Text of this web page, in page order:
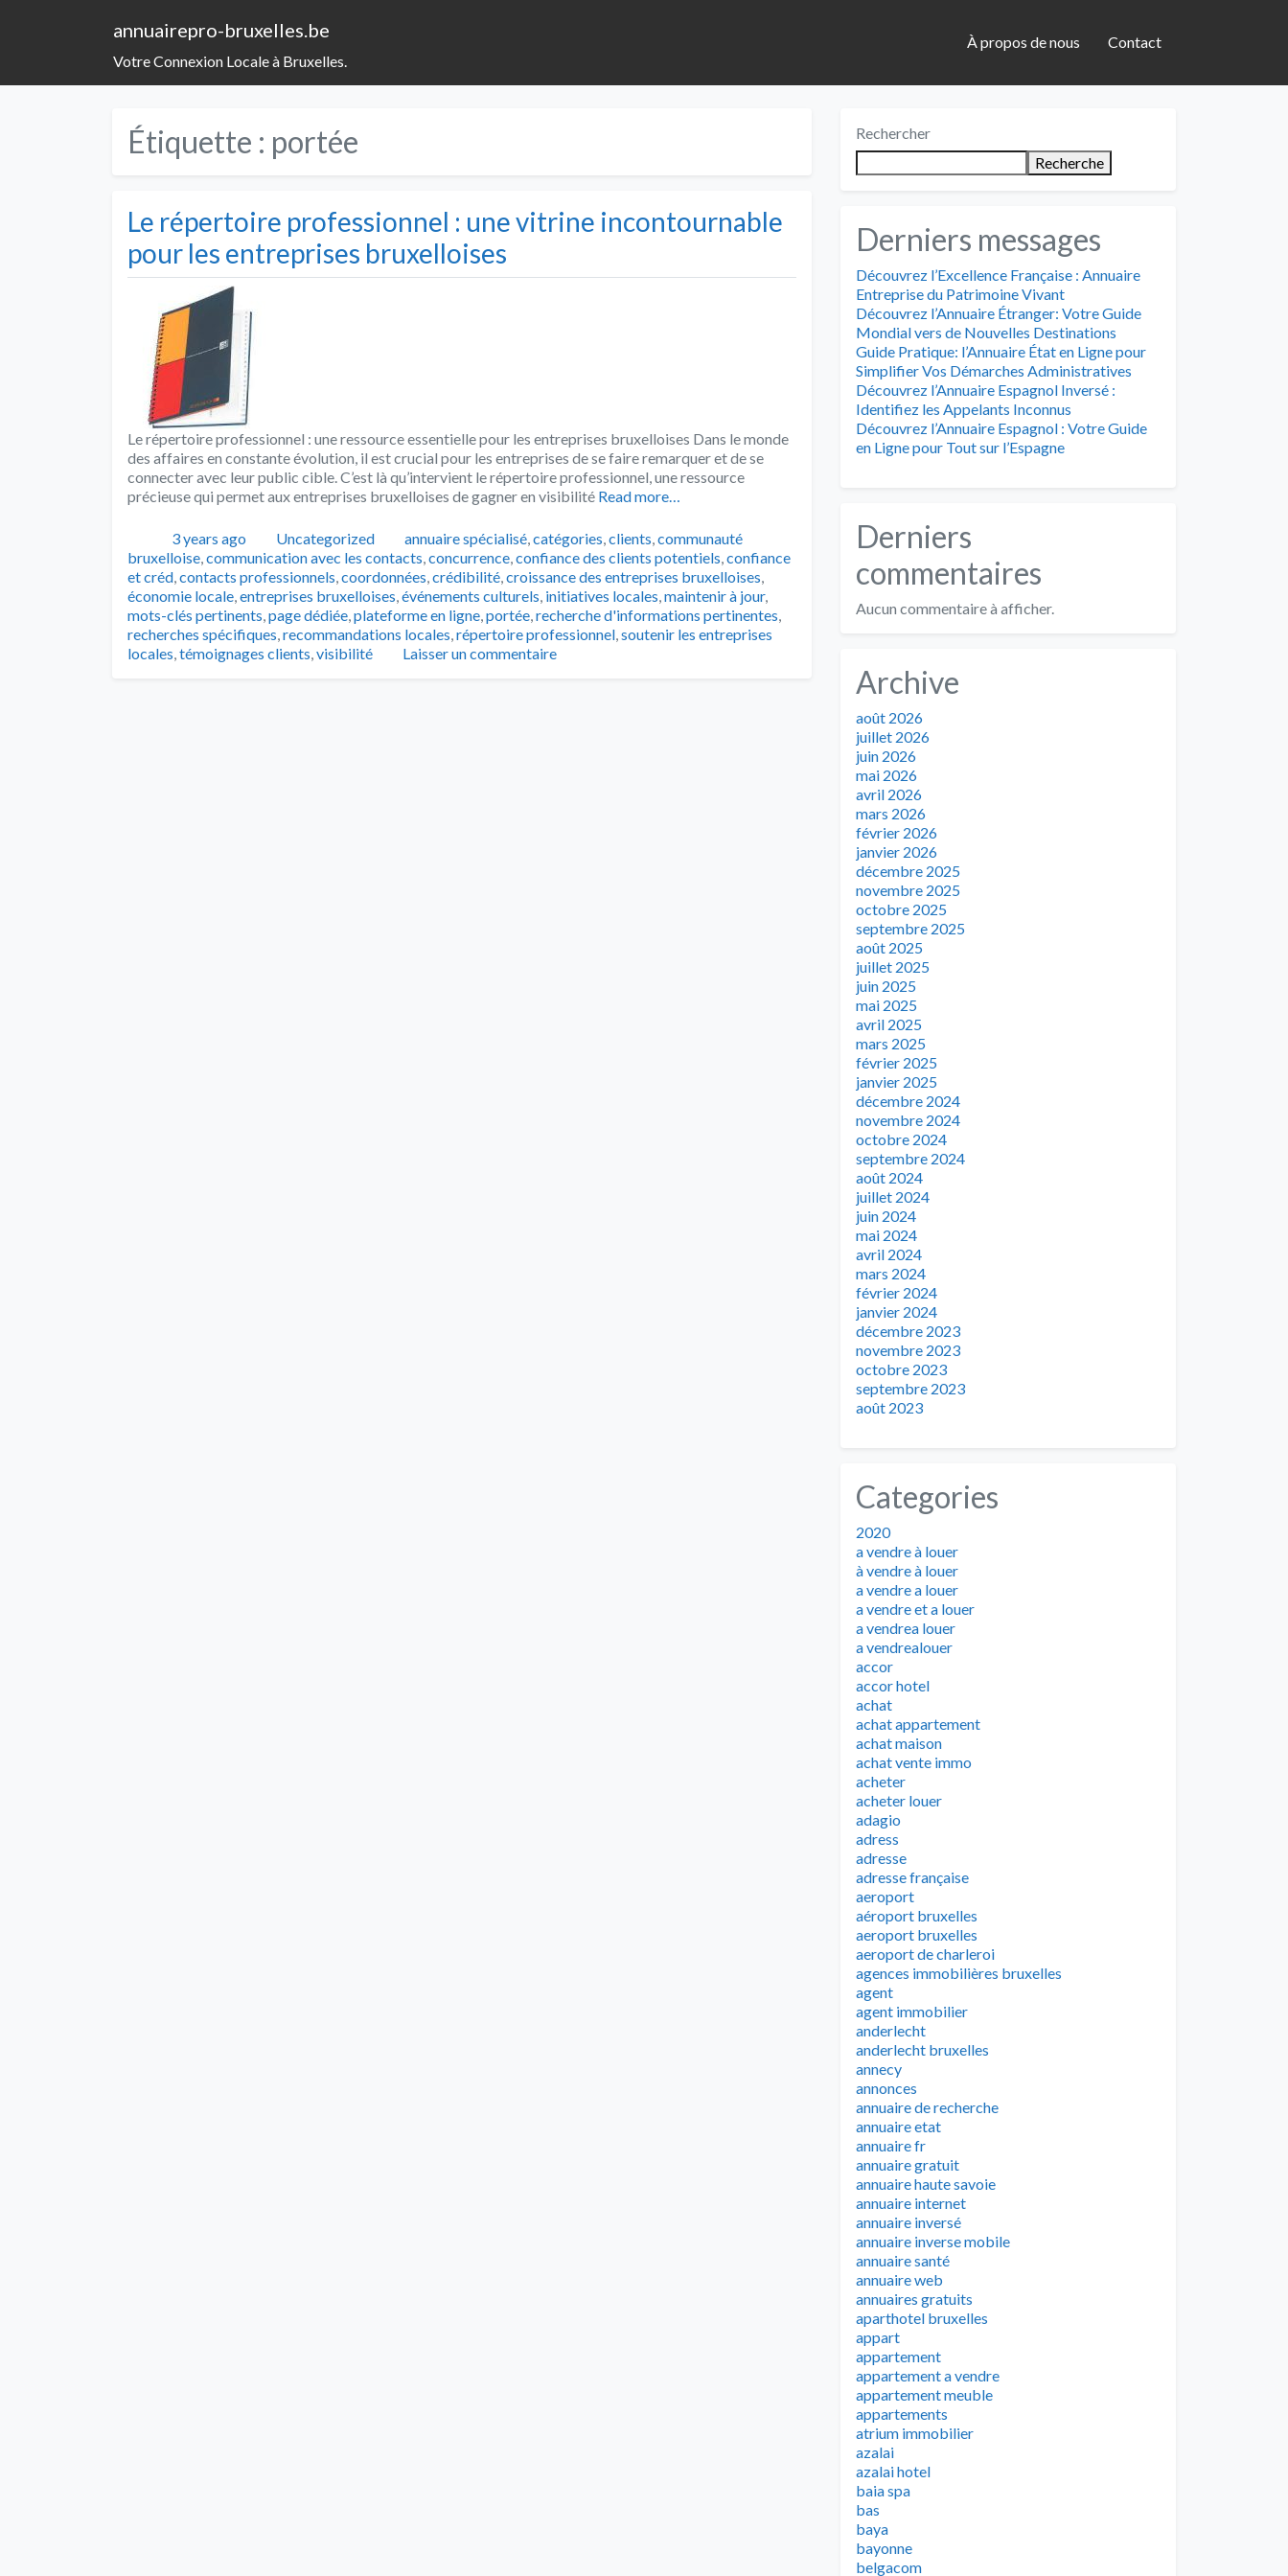
annuairepro-bruxelles.be
Votre Connexion Locale à Bruxelles.
À propos de nous Contact
Étiquette : portée
Le répertoire professionnel : une vitrine incontournable
pour les entreprises bruxelloises
Le répertoire professionnel : une ressource essentielle pour les entreprises bruxelloises Dans le monde
des affaires en constante évolution, il est crucial pour les entreprises de se faire remarquer et de se
connecter avec leur public cible. C’est là qu’intervient le répertoire professionnel, une ressource
précieuse qui permet aux entreprises bruxelloises de gagner en visibilité Read more…
Publié3 years ago Catégories
Uncategorized Tags
annuaire spécialisé,catégories,clients,communauté
bruxelloise,communication avec les contacts,concurrence,confiance des clients potentiels,confiance
et créd,contacts professionnels,coordonnées,crédibilité,croissance des entreprises bruxelloises,
économie locale,entreprises bruxelloises,événements culturels, initiatives locales,maintenir à jour,
mots-clés pertinents,page dédiée,plateforme en ligne,portée,recherche d'informations pertinentes,
recherches spécifiques,recommandations locales,répertoire professionnel,soutenir les entreprises
locales,témoignages clients,visibilité Laisser un commentaire
Rechercher
Recherche
Derniers messages
Découvrez l’Excellence Française : Annuaire
Entreprise du Patrimoine Vivant
Découvrez l’Annuaire Étranger: Votre Guide
Mondial vers de Nouvelles Destinations
Guide Pratique: l’Annuaire État en Ligne pour
Simplifier Vos Démarches Administratives
Découvrez l’Annuaire Espagnol Inversé :
Identifiez les Appelants Inconnus
Découvrez l’Annuaire Espagnol : Votre Guide
en Ligne pour Tout sur l’Espagne
Derniers
commentaires
Aucun commentaire à afficher.
Archive
août 2026
juillet 2026
juin 2026
mai 2026
avril 2026
mars 2026
février 2026
janvier 2026
décembre 2025
novembre 2025
octobre 2025
septembre 2025
août 2025
juillet 2025
juin 2025
mai 2025
avril 2025
mars 2025
février 2025
janvier 2025
décembre 2024
novembre 2024
octobre 2024
septembre 2024
août 2024
juillet 2024
juin 2024
mai 2024
avril 2024
mars 2024
février 2024
janvier 2024
décembre 2023
novembre 2023
octobre 2023
septembre 2023
août 2023
Categories
2020
a vendre à louer
à vendre à louer
a vendre a louer
a vendre et a louer
a vendrea louer
a vendrealouer
accor
accor hotel
achat
achat appartement
achat maison
achat vente immo
acheter
acheter louer
adagio
adress
adresse
adresse française
aeroport
aéroport bruxelles
aeroport bruxelles
aeroport de charleroi
agences immobilières bruxelles
agent
agent immobilier
anderlecht
anderlecht bruxelles
annecy
annonces
annuaire de recherche
annuaire etat
annuaire fr
annuaire gratuit
annuaire haute savoie
annuaire internet
annuaire inversé
annuaire inverse mobile
annuaire santé
annuaire web
annuaires gratuits
aparthotel bruxelles
appart
appartement
appartement a vendre
appartement meuble
appartements
atrium immobilier
azalai
azalai hotel
baia spa
bas
baya
bayonne
belgacom